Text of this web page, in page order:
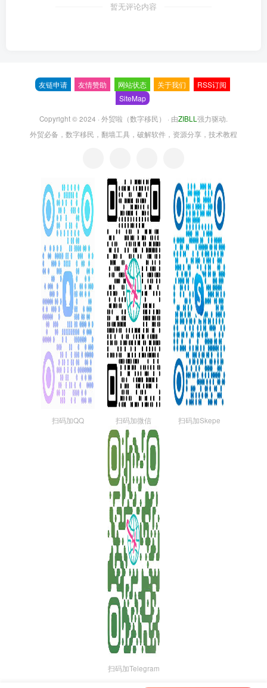
暂无评论内容
友链申请 友情赞助 网站状态 关于我们
RSS订阅
SiteMap
Copyright © 2024 · 外贸啦（数字移民） · 由ZIBLL 强力驱动.
外贸必备，数字移民，翻墙工具，破解软件，资源分享，技术教程
扫码加QQ 扫码加微信 扫码加Skepe
扫码加Telegram